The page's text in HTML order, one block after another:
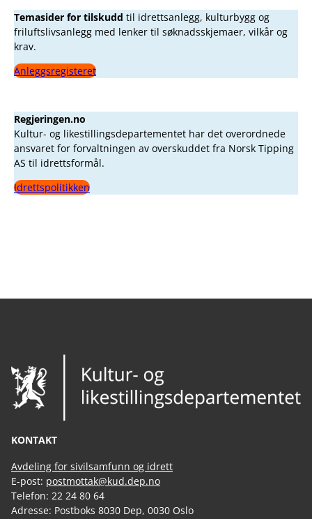
Temasider for tilskudd til idrettsanlegg, kulturbygg og
friluftslivsanlegg med lenker til søknadsskjemaer, vilkår og
krav.
Anleggsregisteret
Regjeringen.no
Kultur- og likestillingsdepartementet har det overordnede
ansvaret for forvaltningen av overskuddet fra Norsk Tipping
AS til idrettsformål.
Idrettspolitikken
KONTAKT
Avdeling for sivilsamfunn og idrett
E-post: postmottak@kud.dep.no
Telefon: 22 24 80 64
Adresse: Postboks 8030 Dep, 0030 Oslo